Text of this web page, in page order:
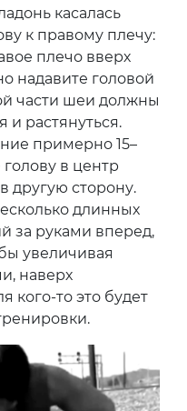
касалась
к правому плечу:
плечо вверх
надавите головой
части шеи должны
растянуться.
примерно 15–
в центр
другую сторону.
длинных
за руками вперед,
увеличивая
наверх
кого-то это будет